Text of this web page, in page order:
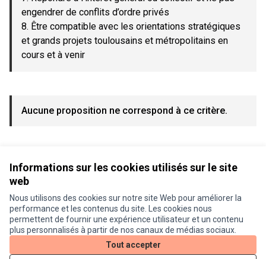
Informations sur les cookies utilisés sur le site
web
Nous utilisons des cookies sur notre site Web pour améliorer la
performance et les contenus du site. Les cookies nous
permettent de fournir une expérience utilisateur et un contenu
plus personnalisés à partir de nos canaux de médias sociaux.
Tout accepter
engendrer de conflits d’ordre privés
8. Être compatible avec les orientations stratégiques
et grands projets toulousains et métropolitains en
cours et à venir
Aucune proposition ne correspond à ce critère.
Conditions d'utilisation
Paramètres des cookies
Je participe ! sur X
(Lien externe)
Je participe ! sur Facebook
Je participe ! sur Instagram